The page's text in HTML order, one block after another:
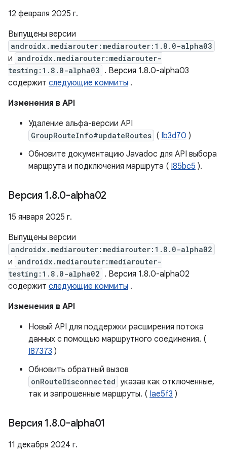
12 февраля 2025 г.
Выпущены версии
androidx.mediarouter:mediarouter:1.8.0-alpha03
и androidx.mediarouter:mediarouter-
testing:1.8.0-alpha03 . Версия 1.8.0-alpha03
содержит следующие коммиты .
Изменения в API
Удаление альфа-версии API
GroupRouteInfo#updateRoutes ( Ib3d70 )
Обновите документацию Javadoc для API выбора
маршрута и подключения маршрута ( I85bc5 ).
Версия 1.8.0-alpha02
15 января 2025 г.
Выпущены версии
androidx.mediarouter:mediarouter:1.8.0-alpha02
и androidx.mediarouter:mediarouter-
testing:1.8.0-alpha02 . Версия 1.8.0-alpha02
содержит следующие коммиты .
Изменения в API
Новый API для поддержки расширения потока
данных с помощью маршрутного соединения. (
I87373 )
Обновить обратный вызов
onRouteDisconnected указав как отключенные,
так и запрошенные маршруты. ( Iae5f3 )
Версия 1.8.0-alpha01
11 декабря 2024 г.